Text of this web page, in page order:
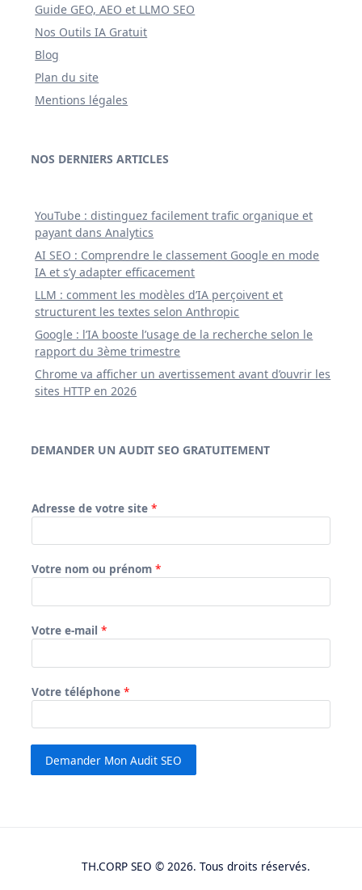
Guide GEO, AEO et LLMO SEO
Nos Outils IA Gratuit
Blog
Plan du site
Mentions légales
NOS DERNIERS ARTICLES
YouTube : distinguez facilement trafic organique et
payant dans Analytics
AI SEO : Comprendre le classement Google en mode
IA et s’y adapter efficacement
LLM : comment les modèles d’IA perçoivent et
structurent les textes selon Anthropic
Google : l’IA booste l’usage de la recherche selon le
rapport du 3ème trimestre
Chrome va afficher un avertissement avant d’ouvrir les
sites HTTP en 2026
DEMANDER UN AUDIT SEO GRATUITEMENT
Adresse de votre site *
Votre nom ou prénom *
Votre e-mail *
Votre téléphone *
Demander Mon Audit SEO
TH.CORP SEO © 2026. Tous droits réservés.